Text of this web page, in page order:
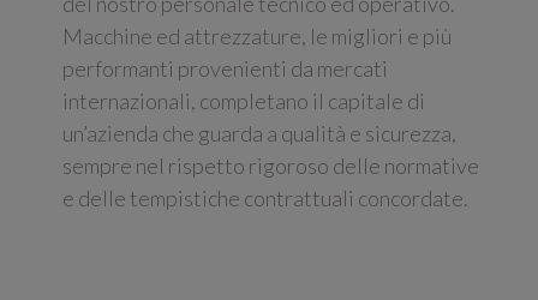
Macchine ed attrezzature, le migliori e più
performanti provenienti da mercati
internazionali, completano il capitale di
un’azienda che guarda a qualità e sicurezza,
sempre nel rispetto rigoroso delle normative
e delle tempistiche contrattuali concordate.